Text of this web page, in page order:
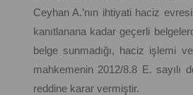
Ceyhan A.’nın ihtiyati haciz
kanıtlanana kadar geçerli
belge sunmadığı, haciz işlemi
mahkemenin 2012/8.8 E. sayılı
reddine karar vermiştir.